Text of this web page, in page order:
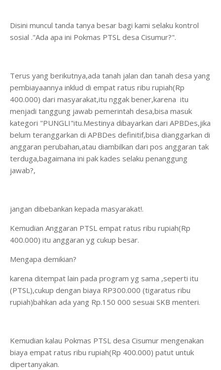
Disini muncul tanda tanya besar bagi kami selaku kontrol
sosial ."Ada apa ini Pokmas PTSL desa Cisumur?".
Terus yang berikutnya,ada tanah jalan dan tanah desa yang
pembiayaannya inklud di empat ratus ribu rupiah(Rp
400.000) dari masyarakat,itu nggak bener,karena itu
menjadi tanggung jawab pemerintah desa,bisa masuk
kategori "PUNGLI"itu.Mestinya dibayarkan dari APBDes,jika
belum teranggarkan di APBDes definitif,bisa dianggarkan di
anggaran perubahan,atau diambilkan dari pos anggaran tak
terduga,bagaimana ini pak kades selaku penanggung
jawab?,
jangan dibebankan kepada masyarakat!.
Kemudian Anggaran PTSL empat ratus ribu rupiah(Rp
400.000) itu anggaran yg cukup besar.
Mengapa demikian?
karena ditempat lain pada program yg sama ,seperti itu
(PTSL),cukup dengan biaya RP300.000 (tigaratus ribu
rupiah)bahkan ada yang Rp.150 000 sesuai SKB menteri.
Kemudian kalau Pokmas PTSL desa Cisumur mengenakan
biaya empat ratus ribu rupiah(Rp 400.000) patut untuk
dipertanyakan.